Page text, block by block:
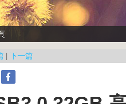
下一篇